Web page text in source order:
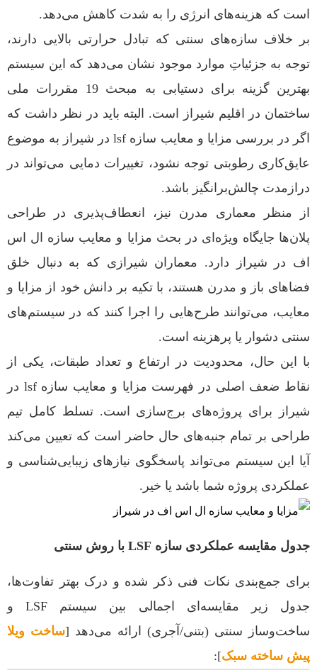
است که هزینه‌های انرژی را به شدت کاهش می‌دهد.
بر خلاف سازه‌های سنتی که تبادل حرارتی بالایی دارند،
توجه به جزئیاتِ موارد موجود نشان می‌دهد که این سیستم
بهترین گزینه برای دستیابی به مبحث 19 مقررات ملی
ساختمان در اقلیم شیراز است. البته باید در نظر داشت که
اگر در بررسی مزایا و معایب سازه lsf در شیراز به موضوع
عایق‌کاری رطوبتی توجه نشود، تغییرات دمایی می‌تواند در
درازمدت چالش‌برانگیز باشد.
از منظر معماری مدرن نیز، انعطاف‌پذیری در طراحی
پلان‌ها جایگاه ویژه‌ای در بحث مزایا و معایب سازه ال اس
اف در شیراز دارد. معماران شیرازی که به دنبال خلق
فضاهای باز و مدرن هستند، با تکیه بر دانش خود از مزایا و
معایب، می‌توانند طرح‌هایی را اجرا کنند که در سیستم‌های
سنتی دشوار یا پرهزینه است.
با این حال، محدودیت در ارتفاع و تعداد طبقات، یکی از
نقاط ضعف اصلی در فهرست مزایا و معایب سازه lsf در
شیراز برای پروژه‌های برج‌سازی است. تسلط کامل تیم
طراحی بر تمام جنبه‌های حال حاضر است که تعیین می‌کند
آیا این سیستم می‌تواند پاسخگوی نیازهای زیبایی‌شناسی و
عملکردی پروژه شما باشد یا خیر.
جدول مقایسه عملکردی سازه LSF با روش سنتی
برای جمع‌بندی نکات فنی ذکر شده و درک بهتر تفاوت‌ها،
جدول زیر مقایسه‌ای اجمالی بین سیستم LSF و
ساخت‌وساز سنتی (بتنی/آجری) ارائه می‌دهد [ساخت ویلا
پیش ساخته سبک]: